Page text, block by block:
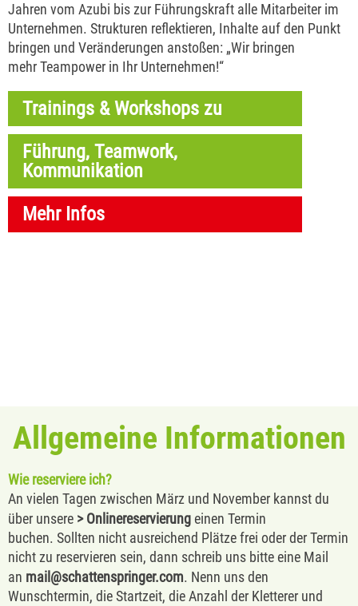
Jahren vom Azubi bis zur Führungskraft alle Mitarbeiter im
Unternehmen. Strukturen reflektieren, Inhalte auf den Punkt
bringen und Veränderungen anstoßen: „Wir bringen
mehr Teampower in Ihr Unternehmen!“
Trainings & Workshops zu
Führung, Teamwork,
Kommunikation
Mehr Infos
Allgemeine Informationen
Wie reserviere ich?
An vielen Tagen zwischen März und November kannst du
über unsere > Onlinereservierung einen Termin
buchen. Sollten nicht ausreichend Plätze frei oder der Termin
nicht zu reservieren sein, dann schreib uns bitte eine Mail
an mail@schattenspringer.com. Nenn uns den
Wunschtermin, die Startzeit, die Anzahl der Kletterer und